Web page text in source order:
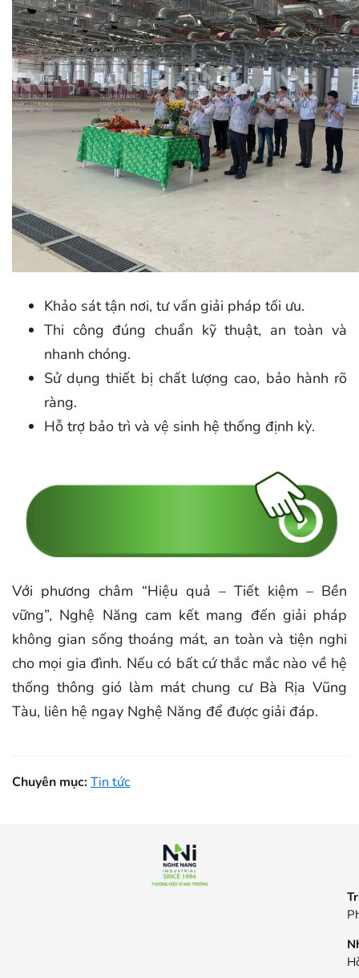
Khảo sát tận nơi, tư vấn giải pháp tối ưu.
Thi công đúng chuẩn kỹ thuật, an toàn và
nhanh chóng.
Sử dụng thiết bị chất lượng cao, bảo hành rõ
ràng.
Hỗ trợ bảo trì và vệ sinh hệ thống định kỳ.
Với phương châm “Hiệu quả – Tiết kiệm – Bền
vững”, Nghệ Năng cam kết mang đến giải pháp
không gian sống thoáng mát, an toàn và tiện nghi
cho mọi gia đình. Nếu có bất cứ thắc mắc nào về hệ
thống thông gió làm mát chung cư Bà Rịa Vũng
Tàu, liên hệ ngay Nghệ Năng để được giải đáp.
Chuyên mục:Tin tức